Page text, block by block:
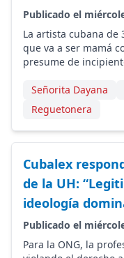
Publicado el
La artista cubana de
que va a ser mamá
presume de
Señorita Dayana
Reguetonera
Cubalex
de la UH:
ideología
Publicado el
Para la ONG, la